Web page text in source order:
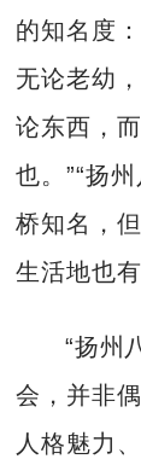
的知名度
无论老幼
论东西，
也。”“扬
桥知名，
生活地也
“扬州
会，并非
人格魅力